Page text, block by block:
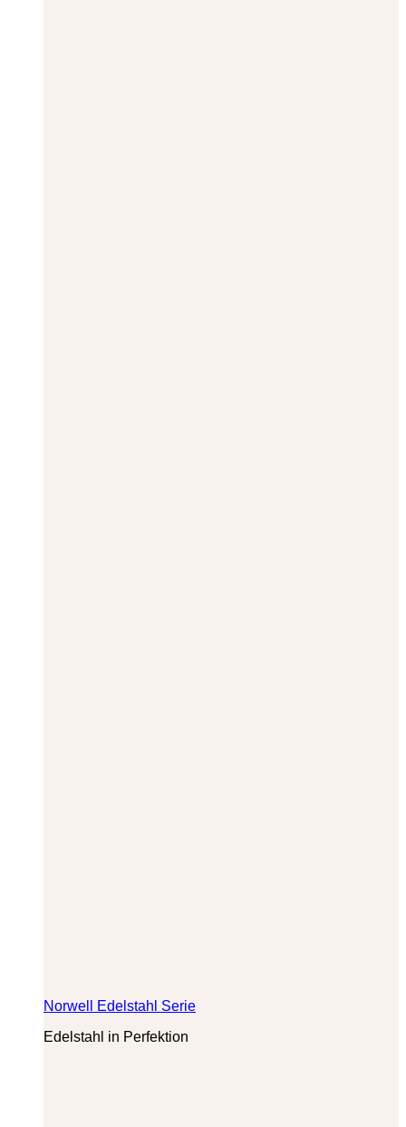
Norwell Edelstahl Serie
Edelstahl in Perfektion